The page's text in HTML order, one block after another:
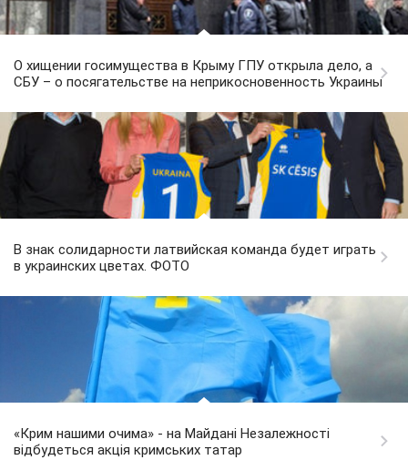
О хищении госимущества в Крыму ГПУ открыла дело, а
СБУ – о посягательстве на неприкосновенность Украины
В знак солидарности латвийская команда будет играть
в украинских цветах. ФОТО
«Крим нашими очима» - на Майдані Незалежності
відбудеться акція кримських татар